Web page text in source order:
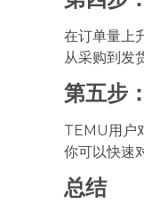
在订单量上
从采购到发
第五步
TEMU用户
你可以快速
总结